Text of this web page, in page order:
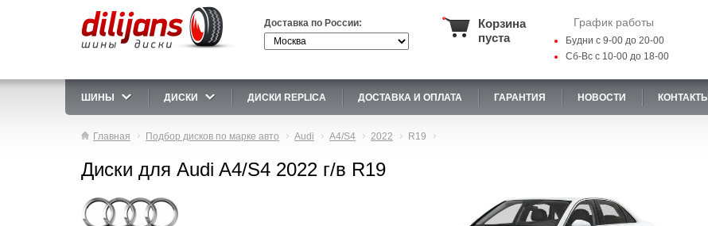
Доставка по России:
Корзина
пуста
График работы
Будни с 9-00 до 20-00
Сб-Вс с 10-00 до 18-00
ШИНЫ ДИСКИ ДИСКИ REPLICA ДОСТАВКА И ОПЛАТА ГАРАНТИЯ НОВОСТИ КОНТАКТЫ
Главная Подбор дисков по марке авто Audi A4/S4 2022 R19
Диски для Audi A4/S4 2022 г/в R19